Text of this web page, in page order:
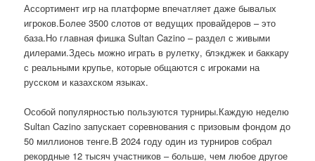
Ассортимент игр на платформе впечатляет даже бывалых
игроков.Более 3500 слотов от ведущих провайдеров – это
база.Но главная фишка Sultan Cazino – раздел с живыми
дилерами.Здесь можно играть в рулетку, блэкджек и баккару
с реальными крупье, которые общаются с игроками на
русском и казахском языках.
Особой популярностью пользуются турниры.Каждую неделю
Sultan Cazino запускает соревнования с призовым фондом до
50 миллионов тенге.В 2024 году один из турниров собрал
рекордные 12 тысяч участников – больше, чем любое другое